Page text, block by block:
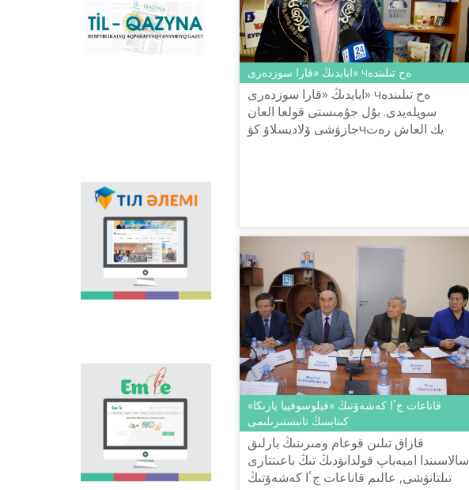
باعدارلاماسىنىڭ
Windows-قا ارنالعان
offline-نۇسقاسىن, MS
«Til-Qazyna»
رەسپۋبليكالىق اقپاراتتىق-
تانىمدىق گازەتى
مەملەكەتتىك تىلدىڭ
قولدانىس اياسىنىڭ
كەڭەۋىندە عالامتور
ارقىلى تىلدى
ناسيحاتتاۋدىڭ ماڭىزى
اسا زور. ەلىمىزدەگى
وسى باعىتتاعى العاشقى
جوبا - "تىل الەمى"
جانە تانىستىرۋعا ٴا
لەسىن قوسادى.
«Emle.kz» эلەكتروندىق
بازاسى قازاق تىلىنىڭ
ورفوگرافيياسىنا ارنالعان.
بۇل بازادا قازاق تىلىنىڭ
قولدانىستاعى بەكىتىلگەن
ورفوگرافييالىق
سوزدىگى,
ورفوگرافييالىق
ابايدىڭ «قارا سوزدەرى» чەح تىلىندە
ابايدىڭ «قارا سوزدەرى» чەح تىلىندە
سويلەيدى. بۇل جۇمىستى قولعا العان
جازۋشى ۆلاديسلاۆ كۋчيك العاش رەت
قاناعات جٴا كەشەۆتىڭ «فيلوسوفييا يازىكا»
كىتابىنىڭ تانىستىرىلىمى
قازاق تىلىن قوعام ومىرىنىڭ بارلىق
سالاسىندا امبەباپ قولدانۋدىڭ تىڭ باعىتتارى
تىلتانۋشى, عالىم قاناعات جٴا كەشەۆتىڭ